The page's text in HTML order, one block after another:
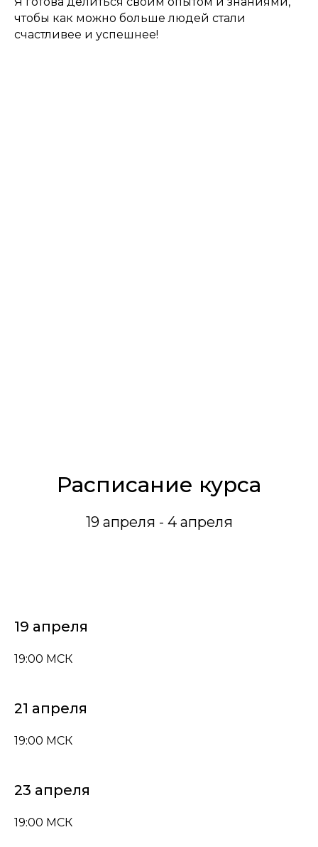
чтобы как можно больше людей стали
счастливее и успешнее!
Расписание курса
19 апреля - 4 апреля
19 апреля
19:00 МСК
21 апреля
19:00 МСК
23 апреля
19:00 МСК